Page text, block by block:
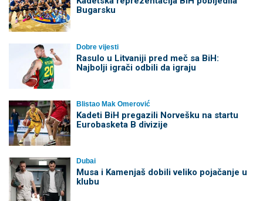
Bugarsku
Dobre vijesti
Rasulo u Litvaniji pred meč sa BiH:
Najbolji igrači odbili da igraju
Blistao Mak Omerović
Kadeti BiH pregazili Norvešku na startu
Eurobasketa B divizije
Dubai
Musa i Kamenjaš dobili veliko pojačanje u
klubu